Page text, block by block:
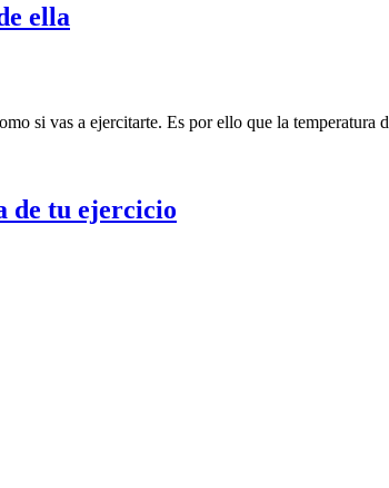
ella
si vas a ejercitarte. Es por ello que la temperatura
de tu ejercicio